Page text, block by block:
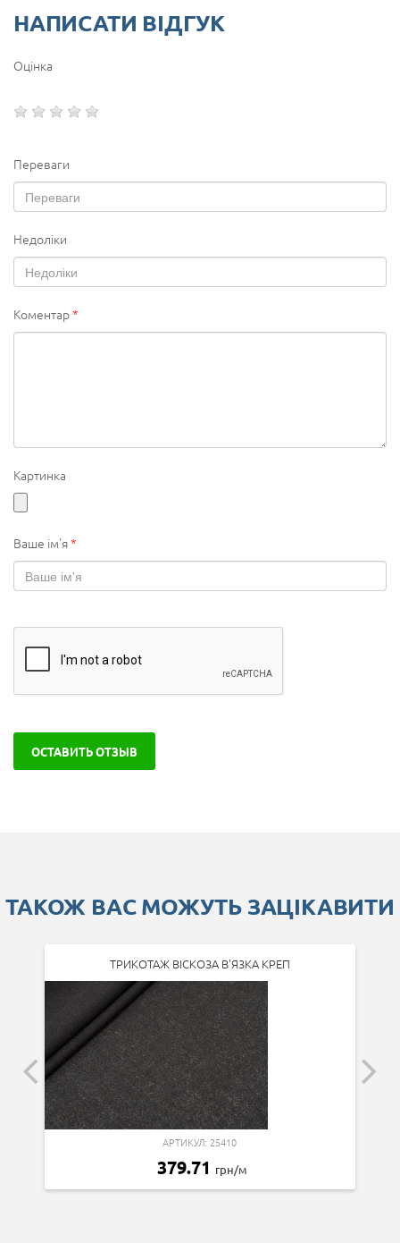
НАПИСАТИ ВІДГУК
Оцінка
Переваги
Недоліки
Коментар*
Картинка
Ваше ім'я*
ОСТАВИТЬ ОТЗЫВ
ТАКОЖ ВАС МОЖУТЬ ЗАЦІКАВИТИ
ТРИКОТАЖ ВІСКОЗА В'ЯЗКА КРЕП
АРТИКУЛ: 25410
379.71 грн/м